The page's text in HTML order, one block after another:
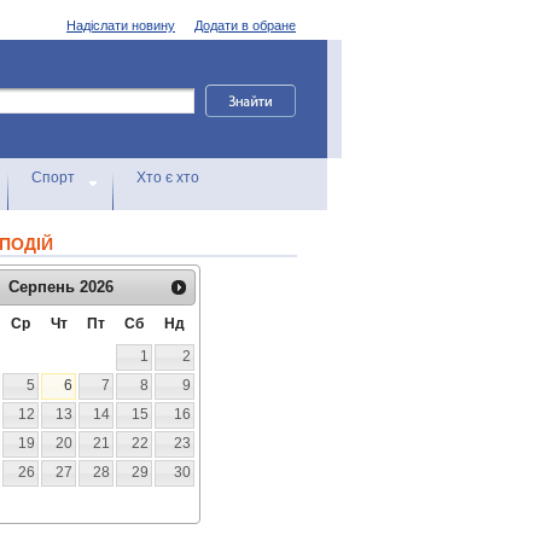
Додати в обране
Надіслати новину
Спорт Хто є хто
Серпень 2026
Ср Чт Пт Сб
Нд
1
2
5 6 7 8
9
12 13 14 15
16
19 20 21 22
23
26 27 28 29
30